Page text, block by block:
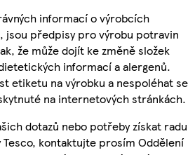
informací o výrobcích
jsou předpisy pro výrobu potravin
že může dojít ke změně složek
informací a alergenů.
etiketu na výrobku a nespoléhat se
na internetových stránkách.
dotazů nebo potřeby získat radu
Tesco, kontaktujte prosím Oddělení